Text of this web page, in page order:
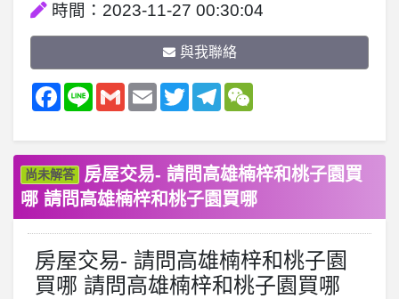
時間：2023-11-27 00:30:04
與我聯絡
Facebook
Line GmailEmail TwitterTelegramWeChat
尚未解答
房屋交易- 請問高雄楠梓和桃子園買
哪 請問高雄楠梓和桃子園買哪
房屋交易- 請問高雄楠梓和桃子園
買哪 請問高雄楠梓和桃子園買哪